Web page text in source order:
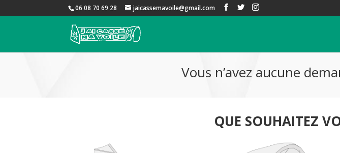
06 08 70 69 28 jaicassemavoile@gmail.com
Vous n’avez aucune
QUE SOUHAITEZ